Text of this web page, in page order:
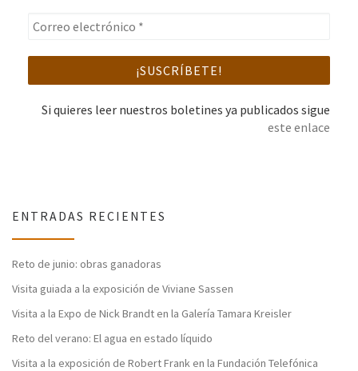
Si quieres leer nuestros boletines ya publicados sigue
este enlace
ENTRADAS RECIENTES
Reto de junio: obras ganadoras
Visita guiada a la exposición de Viviane Sassen
Visita a la Expo de Nick Brandt en la Galería Tamara Kreisler
Reto del verano: El agua en estado líquido
Visita a la exposición de Robert Frank en la Fundación Telefónica